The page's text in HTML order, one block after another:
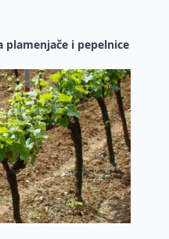
i pepelnice